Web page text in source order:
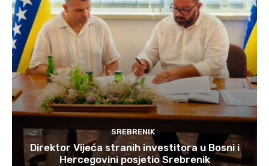
SREBRENIK
Direktor Vijeća stranih investitora u Bosni i
Hercegovini posjetio Srebrenik